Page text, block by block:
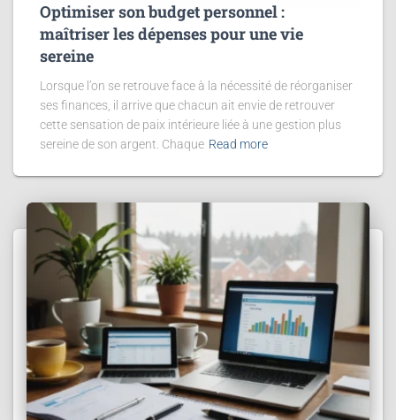
Optimiser son budget personnel :
maîtriser les dépenses pour une vie
sereine
Lorsque l’on se retrouve face à la nécessité de réorganiser
ses finances, il arrive que chacun ait envie de retrouver
cette sensation de paix intérieure liée à une gestion plus
sereine de son argent. Chaque Read more